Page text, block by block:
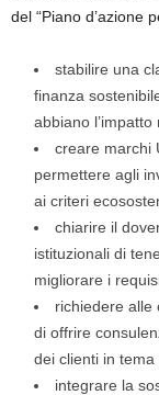
del “Piano d’azione
stabilire una
finanza
abbiano l’impatto
creare marchi
permettere agli
ai criteri
chiarire il
istituzionali di
migliorare i
richiedere alle
di offrire
dei clienti in
integrare la